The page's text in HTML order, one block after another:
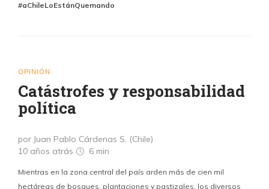
#aChileLoEstánQuemando
OPINIÓN
Catástrofes y responsabilidad
política
por Juan Pablo Cárdenas S. (Chile)
10 años atrás
6 min
Mientras en la zona central del país arden más de cien mil
hectáreas de bosques, plantaciones y pastizales, los diversos